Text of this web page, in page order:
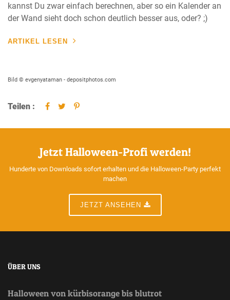
kannst Du zwar einfach berechnen, aber so ein Kalender an
der Wand sieht doch schon deutlich besser aus, oder? ;)
ARTIKEL LESEN
Bild © evgenyataman - depositphotos.com
Teilen :
Jetzt Halloween-Profi werden!
Hunderte von Downloads sofort erhalten und die Halloween-Party perfekt
machen
JETZT ANSEHEN
ÜBER UNS
Halloween von kürbisorange bis blutrot